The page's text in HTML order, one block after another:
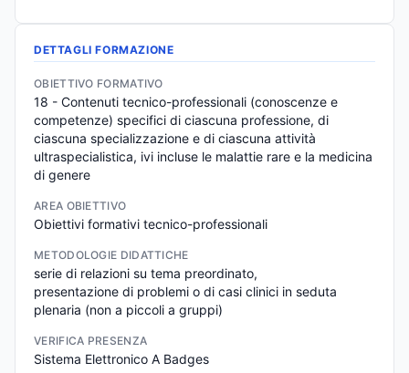
DETTAGLI FORMAZIONE
OBIETTIVO FORMATIVO
18 - Contenuti tecnico-professionali (conoscenze e
competenze) specifici di ciascuna professione, di
ciascuna specializzazione e di ciascuna attività
ultraspecialistica, ivi incluse le malattie rare e la medicina
di genere
AREA OBIETTIVO
Obiettivi formativi tecnico-professionali
METODOLOGIE DIDATTICHE
serie di relazioni su tema preordinato,
presentazione di problemi o di casi clinici in seduta
plenaria (non a piccoli a gruppi)
VERIFICA PRESENZA
Sistema Elettronico A Badges